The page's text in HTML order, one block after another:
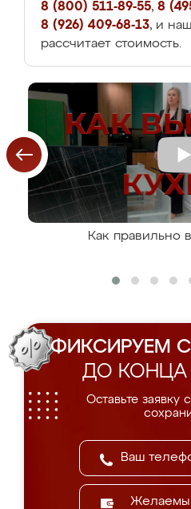
8 (800) 511-89-55, 8
8 (926) 409-68-13, и
рассчитает стоимость.
Как правильно
ФИКСИРУЕМ
ДО КОНЦА
Оставьте заявку